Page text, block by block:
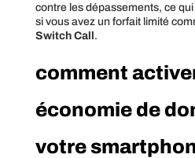
contre les dépassements, ce
si vous avez un forfait limité
Switch Call.
comment
économie de
votre